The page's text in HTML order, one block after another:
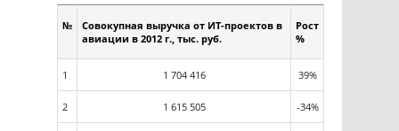
№
Совокупная выручка от ИТ-проектов в
авиации в 2012 г., тыс. руб.
Рост
%
1 1 704 416 39%
2 1 615 505 -34%